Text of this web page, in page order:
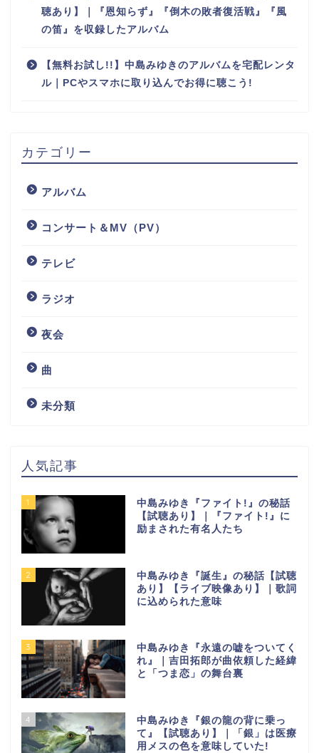
聴あり】｜『恩知らず』『倒木の敗者復活戦』『風
の笛』を収録したアルバム
【無料お試し!!】中島みゆきのアルバムを宅配レンタ
ル｜PCやスマホに取り込んでお得に聴こう!
カテゴリー
アルバム
コンサート＆MV（PV）
テレビ
ラジオ
夜会
曲
未分類
人気記事
1
中島みゆき『ファイト!』の秘話
【試聴あり】｜『ファイト!』に
励まされた有名人たち
2
中島みゆき『誕生』の秘話【試聴
あり】【ライブ映像あり】｜歌詞
に込められた意味
3
中島みゆき『永遠の嘘をついてく
れ』｜吉田拓郎が曲依頼した経緯
と「つま恋」の舞台裏
4
中島みゆき『銀の龍の背に乗っ
て』【試聴あり】｜「銀」は医療
用メスの色を意味していた!